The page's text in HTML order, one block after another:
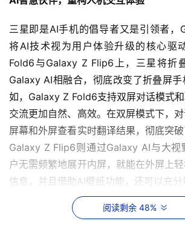
三星即是AI手机的倡导者又是引领者，
将AI技术视为用户体验升级的核心驱
Fold6与Galaxy Z Flip6上，三星将折
Galaxy AI相融合，彻底改变了折叠屏
如，Galaxy Z Fold6支持双屏对话模式
交流更加自然、高效。在双屏模式下，
屏幕和外屏查看实时翻译结果，彻底突
Galaxy Z Flip6则通过Galaxy AI与大视
户无需频繁地展开内屏，就能在外屏上
信息，并且借助AI壁纸功能，还可以充分
阅读剩余 48%